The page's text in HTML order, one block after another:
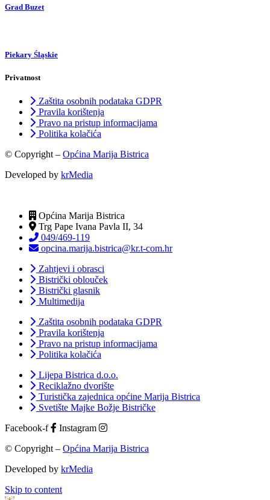
Grad Buzet
Piekary Śląskie
Privatnost
Zaštita osobnih podataka GDPR
Pravila korištenja
Pravo na pristup informacijama
Politika kolačića
© Copyright – Općina Marija Bistrica
Developed by krMedia
Općina Marija Bistrica
Trg Pape Ivana Pavla II, 34
049/469-119
opcina.marija.bistrica@kr.t-com.hr
Zahtjevi i obrasci
Bistrički oblouček
Bistrički glasnik
Multimedija
Zaštita osobnih podataka GDPR
Pravila korištenja
Pravo na pristup informacijama
Politika kolačića
Lijepa Bistrica d.o.o.
Reciklažno dvorište
Turistička zajednica općine Marija Bistrica
Svetište Majke Božje Bistričke
Facebook-f
Instagram
© Copyright – Općina Marija Bistrica
Developed by krMedia
Skip to content